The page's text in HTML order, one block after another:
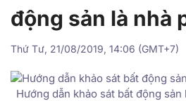
động sản là nhà
Thứ Tư, 21/08/2019, 14:06 (GMT+7)
Hướng dẫn khảo sát bất động